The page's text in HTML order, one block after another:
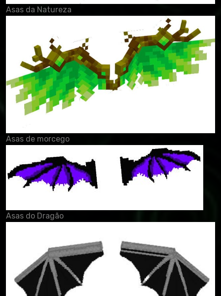
Asas da Natureza
Asas de morcego
Asas do Dragão